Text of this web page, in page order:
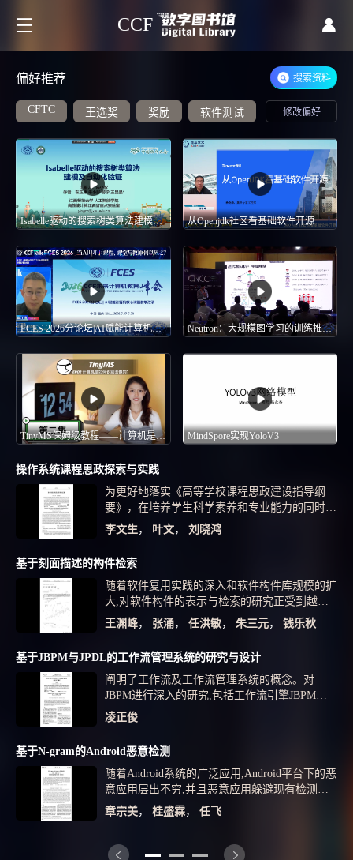
CCF
偏好推荐 搜索资料
CFTC 王选奖 奖励 软件测试 课程改革
修改偏好
Isabelle驱动的搜索树类算法建模及自动化验证-2025 CCF中国软件大会-CCF ChinaSoft 从Openjdk社区看基础软件开源
FCES 2026分论坛|AI赋能计算机核心课程教学改革 Neutron：大规模图学习的训练推理加速-第四届高能效图计算架构和系统软件——新型图计算应用和支撑技术-CNCC 2024
TinyMS保姆级教程——计算机是如何识别图像的 MindSpore实现YoloV3
操作系统课程思政探索与实践
为更好地落实《高等学校课程思政建设指导纲
要》，在培养学生科学素养和专业能力的同时，
强化学生的家国情怀和社会公德意识，对操作系
践。结合专业特点及操作系统课程知识点，深入
挖掘思政元素，组织了89个涉及家国情怀、社会
公德及科学观的思政教育案例。通过设计价值引
领、知识传授、能力培养三位一体的课程思政教
育方案，构建操作系统专业知识与思政教育内容
教融合的协同育人方法，达成了课程教学目标。
教学实践表明，操作系统课程思政取得了良好教
学效果，且该课程已入选教育部2021年普通本科
教育课程思政示范课程名单。
李文生， 叶文， 刘晓鸿
基于刻面描述的构件检索
随着软件复用实践的深入和软件构件库规模的扩
大,对软件构件的表示与检索的研究正受到越来
越多的重视。针对基于刻面描述的软件构件,结
的特点,提出了一种基于树包含(treeinclusion)的
构件检索方法,并进行了理论上的分析与实验上
的检验。实验结果证明了它的可行性与有效性。
王渊峰， 张涌， 任洪敏， 朱三元， 钱乐秋
基于JBPM与JPDL的工作流管理系统的研究与设计
阐明了工作流及工作流管理系统的概念。对
JBPM进行深入的研究,包括工作流引擎JBPM的
概述、流程定义语言、工作流开发步骤、工作流
程设计器等。并根据工作流引擎JBPM和JP-DL方
面的实践经验,在其基础上建立基于JBPM架构的
工作流管理系统,以达到更好地实现流程管理,简
化流程系统的设计与开发的目的。从而降低程序
代码之间的耦合度,节约软件开发成本,提高软件
concept of workflow management system;Second
凌正俊
基于N-gram的Android恶意检测
随着Android系统的广泛应用,Android平台下的恶
意应用层出不穷,并且恶意应用躲避现有检测工
具的手段也越来越复杂,亟需更有效的检测技术
反编译Android APK文件,利用N-gram技术在字节
章宗美， 桂盛霖， 任飞